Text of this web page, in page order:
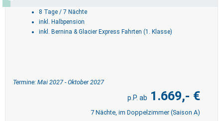
8 Tage / 7 Nächte
inkl. Halbpension
inkl. Bernina & Glacier Express Fahrten (1. Klasse)
Termine: Mai 2027 - Oktober 2027
1.669,- €
7 Nächte, im Doppelzimmer (Saison A)